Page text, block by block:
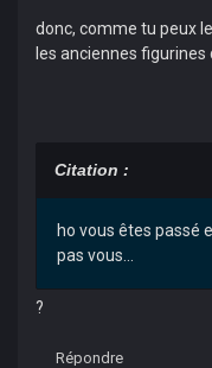
donc, comme tu peux
les anciennes figurines
Citation :
ho vous êtes passé
pas vous...
?
Répondre